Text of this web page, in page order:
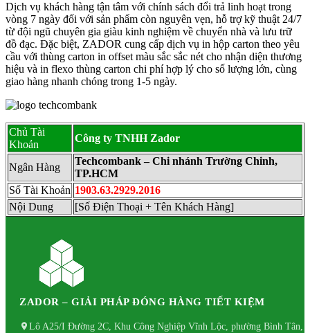
Dịch vụ khách hàng tận tâm với chính sách đổi trả linh hoạt trong
vòng 7 ngày đối với sản phẩm còn nguyên vẹn, hỗ trợ kỹ thuật 24/7
từ đội ngũ chuyên gia giàu kinh nghiệm về chuyển nhà và lưu trữ
đồ đạc. Đặc biệt, ZADOR cung cấp dịch vụ in hộp carton theo yêu
cầu với thùng carton in offset màu sắc sắc nét cho nhận diện thương
hiệu và in flexo thùng carton chi phí hợp lý cho số lượng lớn, cùng
giao hàng nhanh chóng trong 1-5 ngày.
Chủ Tài
Khoản
Công ty TNHH Zador
Ngân Hàng
Techcombank – Chi nhánh Trường Chinh,
TP.HCM
Số Tài Khoản 1903.63.2929.2016
Nội Dung
[Số Điện Thoại + Tên Khách Hàng]
ZADOR – GIẢI PHÁP ĐÓNG HÀNG TIẾT KIỆM
Lô A25/I Đường 2C, Khu Công Nghiệp Vĩnh Lộc, phường Bình Tân,